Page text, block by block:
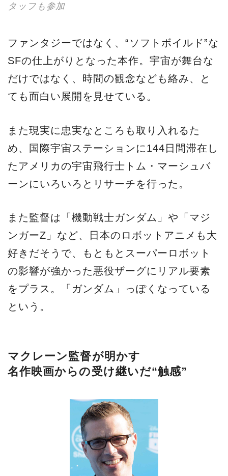
タッフも参加
ファンタジーではなく、“ソフトボイルド”な
SFの仕上がりとなった本作。宇宙が舞台な
だけではなく、時間の観念なども絡み、と
ても面白い展開を見せている。
また現実に忠実なところも取り入れるた
め、国際宇宙ステーションに144日間滞在し
たアメリカの宇宙飛行士トム・マーシュバ
ーンにいろいろとリサーチを行った。
また監督は「機動戦士ガンダム」や「マジ
ンガーZ」など、日本のロボットアニメも大
好きだそうで、もともとスーパーロボット
の影響が強かった悪役ザーグにリアル要素
をプラス。「ガンダム」っぽくなっている
という。
マクレーン監督が明かす
名作映画からの受け継いだ“触感”